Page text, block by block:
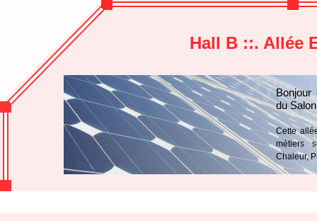
Hall B ::. Allée
Bonjour
du
Cette
métiers
Chaleur,